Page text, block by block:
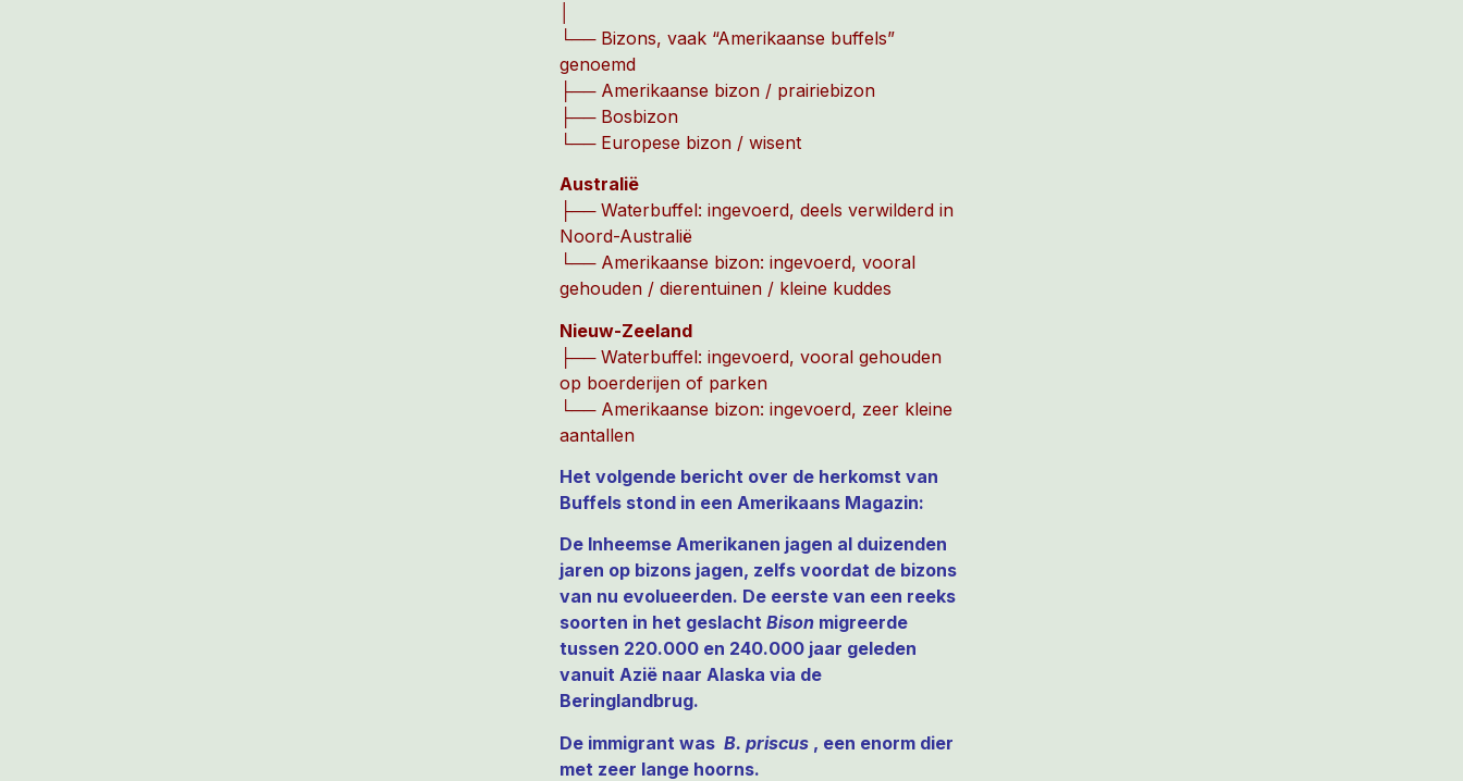
└── Bizons, vaak “Amerikaanse buffels”
genoemd
├── Amerikaanse bizon / prairiebizon
├── Bosbizon
└── Europese bizon / wisent
Australië
├── Waterbuffel: ingevoerd, deels verwilderd in
Noord-Australië
└── Amerikaanse bizon: ingevoerd, vooral
gehouden / dierentuinen / kleine kuddes
Nieuw-Zeeland
├── Waterbuffel: ingevoerd, vooral gehouden
op boerderijen of parken
└── Amerikaanse bizon: ingevoerd, zeer kleine
aantallen
Het volgende bericht over de herkomst van
Buffels stond in een Amerikaans Magazin:
De Inheemse Amerikanen jagen al duizenden
jaren op bizons jagen, zelfs voordat de bizons
van nu evolueerden. De eerste van een reeks
soorten in het geslacht Bisonmigreerde
tussen 220.000 en 240.000 jaar geleden
vanuit Azië naar Alaska via de
Beringlandbrug.
De immigrant was B. priscus, een enorm dier
met zeer lange hoorns.